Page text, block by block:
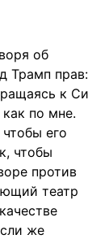
об
Трамп прав:
к Си
по мне.
его
чтобы
против
театр
же